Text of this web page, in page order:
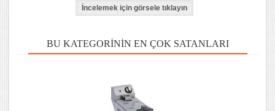
BU KATEGORININ EN ÇOK SATANLARI